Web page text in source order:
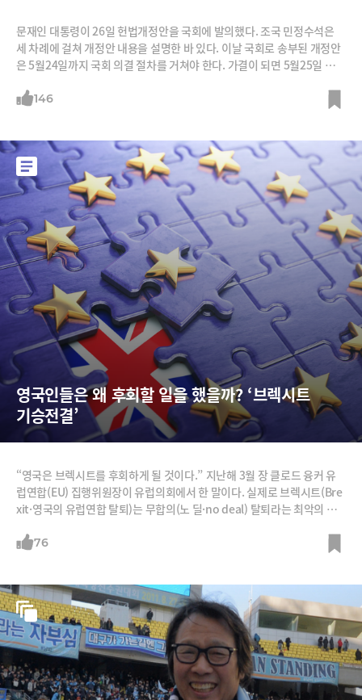
문재인 대통령이 26일 헌법개정안을 국회에 발의했다. 조국 민정수석은
세 차례에 걸쳐 개정안 내용을 설명한 바 있다. 이날 국회로 송부된 개정안
은 5월24일까지 국회 의결 절차를 거쳐야 한다. 가결이 되면 5월25일 공고
재적의원 3분의 2 이상의 찬성을 얻어야 하는데 자유한국당(116석)이 개
대정신이
146
영국인들은 왜 후회할 일을 했을까? ‘브렉시트
기승전결’
“영국은 브렉시트를 후회하게 될 것이다.” 지난해 3월 장 클로드 융커 유
럽연합(EU) 집행위원장이 유럽의회에서 한 말이다. 실제로 브렉시트(Bre
xit·영국의 유럽연합 탈퇴)는 무합의(노 딜·no deal) 탈퇴라는 최악의 시
부결시키면서다. 영국 여론조사기관 유거브(YouGov)에 따르면 지난해 8
76